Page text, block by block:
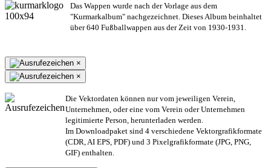
Das Wappen wurde nach der Vorlage aus dem
"Kurmarkalbum" nachgezeichnet. Dieses Album beinhaltet
über 640 Fußballwappen aus der Zeit von 1930-1931.
×
×
Die Vektordaten können nur vom jeweiligen Verein,
Unternehmen, oder eine vom Verein oder Unternehmen
legitimierte Person, herunterladen werden.
Im Downloadpaket sind 4 verschiedene Vektorgrafikformate
(CDR, AI EPS, PDF) und 3 Pixelgrafikformate (JPG, PNG,
GIF) enthalten.